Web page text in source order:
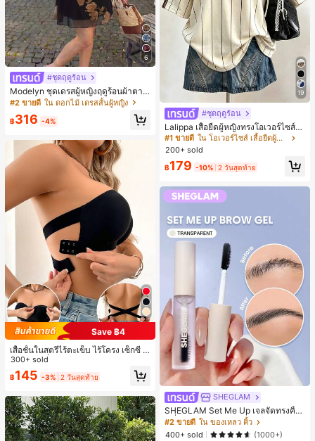
6
#ชุดฤดูร้อน
Modelyn ชุดเดรสผู้หญิงฤดูร้อนผ้าตาข่
ายพิมพ์ลาย คอไม่สมมาตร จับจีบ หรูหร
#2 ขายดี ใน ดอกไม้ เดรสสั้นผู้หญิง
฿316 -4%
Save ฿4
เสื้อชั้นในสตรีไร้ตะเข็บ ไร้โครง เซ็กซี่ ด้
านข้างไม่ลื่น แผ่นรองถอดได้ ลายไขว้ห
ลัง ไร้สาย สบายตลอดวัน
300+ sold
฿145 -3% 2 วันสุดท้าย
19
#ชุดฤดูร้อน
Lalippa เสื้อยืดผู้หญิงทรงโอเวอร์ไซส์ค
วามยาวกลาง คอกลม ไหล่ตก ลายพิมพ์
ตัวอักษรและลายทางแนวตั้ง สไตล์แฟชั่
นมินิมอล ของขวัญให้เพื่อน
#1 ขายดี
ใน โอเวอร์ไซส์ เสื้อยืดผู้หญิง
200+ sold
฿179 -10% 2 วันสุดท้าย
SHEGLAM
SHEGLAM Set Me Up เจลจัดทรงคิ้ว
เครื่องสำอางแบรนด์ความงามและเมค
อัพสำหรับผู้หญิงและเด็กผู้หญิง
#2 ขายดี ใน ของเหลว คิ้ว
400+ sold
(1000+)